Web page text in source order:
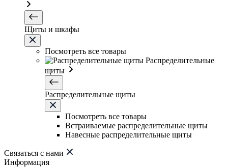
Щиты и шкафы
Посмотреть все товары
Распределительные
щиты
Распределительные щиты
Посмотреть все товары
Встраиваемые распределительные щиты
Навесные распределительные щиты
Связаться с нами
Информация